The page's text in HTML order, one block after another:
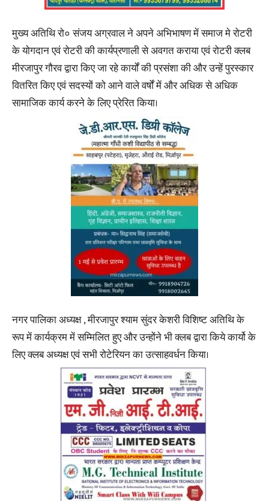
मुख्य अतिथि रो० संजय अग्रवाल ने अपने अभिभाषण में समाज मे रोटरी
के योगदान एवं रोटरी की कार्यप्रणाली से अवगत कराया एवं रोटरी क्लब
मीरजापुर गौरव द्वारा किए जा रहे कार्यों की प्रसंशा की और उन्हें पुरस्कार
वितरित किए एवं सदस्यों को आने वाले वर्षों में और अधिक से अधिक
सामाजिक कार्य करने के लिए प्रेरित किया।
नगर पालिका अध्यक्ष , मीरजापुर श्याम सुंदर केशरी विशिष्ट अतिथि के
रूप में कार्यक्रम में सम्मिलित हुए और उन्होंने भी क्लब द्वारा किये कार्यो के
लिए क्लब अध्यक्ष एवं सभी रोटेरियन का उत्साहवर्धन किया।